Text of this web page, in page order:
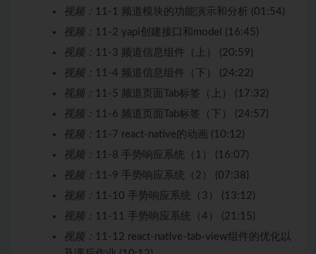
视频： 11-1 频道模块的功能演示和分析 (01:54)
视频： 11-2 yapi创建接口和model (16:45)
视频： 11-3 频道信息组件（上） (20:59)
视频： 11-4 频道信息组件（下） (24:22)
视频： 11-5 频道页面Tab标签（上） (17:32)
视频： 11-6 频道页面Tab标签（下） (24:57)
视频： 11-7 react-native的动画 (10:12)
视频： 11-8 手势响应系统（1） (16:07)
视频： 11-9 手势响应系统（2） (07:38)
视频： 11-10 手势响应系统（3） (13:12)
视频： 11-11 手势响应系统（4） (21:15)
视频： 11-12 react-native-tab-view组件的优化以